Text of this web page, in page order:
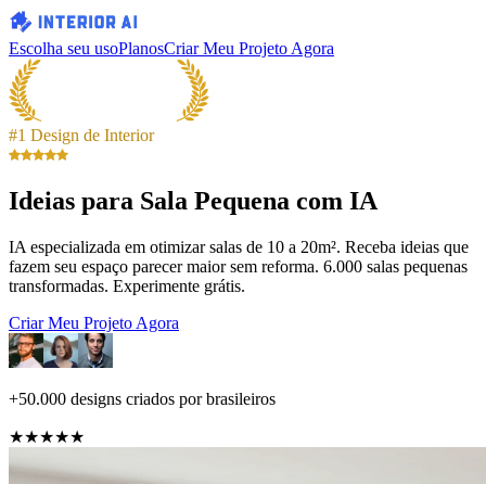
Escolha seu usoPlanosCriar Meu Projeto Agora
#1 Design de Interior
Ideias para Sala Pequena com IA
IA especializada em otimizar salas de 10 a 20m². Receba ideias que
fazem seu espaço parecer maior sem reforma. 6.000 salas pequenas
transformadas. Experimente grátis.
Criar Meu Projeto Agora
+50.000 designs criados por brasileiros
★★★★★